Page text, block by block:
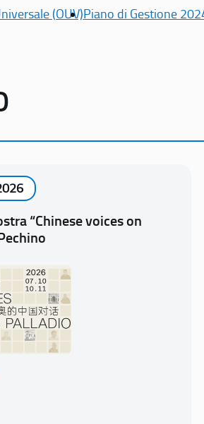
(OUV)Piano di Gestione
“Chinese voices on